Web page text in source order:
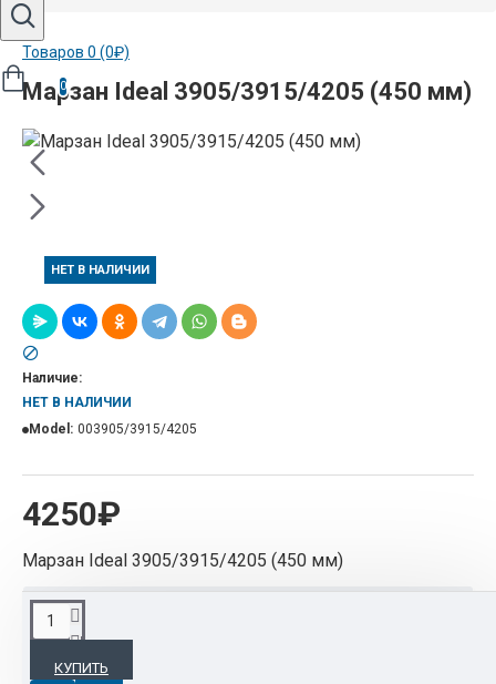
Товаров 0 (0₽)
0
Марзан Ideal 3905/3915/4205 (450 мм)
НЕТ В НАЛИЧИИ
4250₽
Наличие:
НЕТ В НАЛИЧИИ
Model: 003905/3915/4205
Марзан Ideal 3905/3915/4205 (450 мм)
КУПИТЬ
ОПИСАНИЕ